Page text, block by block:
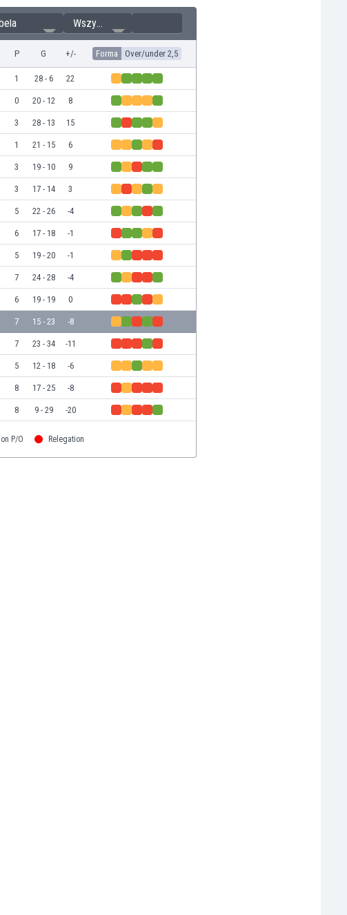
Wszystkie
P G +/- Forma Over/under 2,5
1 28 - 6 22
0 20 - 12 8
3 28 - 13 15
1 21 - 15 6
3 19 - 10 9
3 17 - 14 3
5 22 - 26 -4
6 17 - 18 -1
5 19 - 20 -1
7 24 - 28 -4
6 19 - 19 0
7 15 - 23 -8
7 23 - 34 -11
5 12 - 18 -6
8 17 - 25 -8
8 9 - 29 -20
P/O Relegation